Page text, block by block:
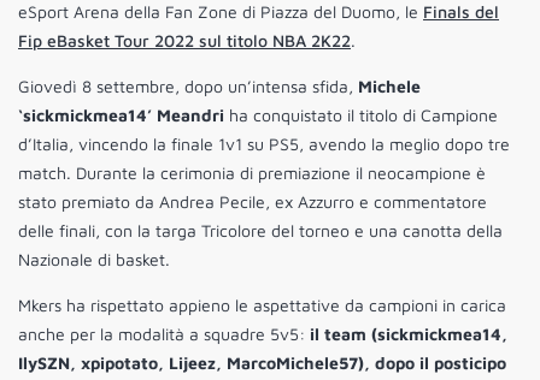
eSport Arena della Fan Zone di Piazza del Duomo, le Finals del
Fip eBasket Tour 2022 sul titolo NBA 2K22.
Giovedì 8 settembre, dopo un’intensa sfida, Michele
‘sickmickmea14’ Meandri ha conquistato il titolo di Campione
d’Italia, vincendo la finale 1v1 su PS5, avendo la meglio dopo tre
match. Durante la cerimonia di premiazione il neocampione è
stato premiato da Andrea Pecile, ex Azzurro e commentatore
delle finali, con la targa Tricolore del torneo e una canotta della
Nazionale di basket.
Mkers ha rispettato appieno le aspettative da campioni in carica
anche per la modalità a squadre 5v5: il team (sickmickmea14,
IlySZN, xpipotato, Lijeez, MarcoMichele57), dopo il posticipo